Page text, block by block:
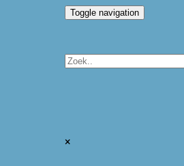
Toggle navigation
×